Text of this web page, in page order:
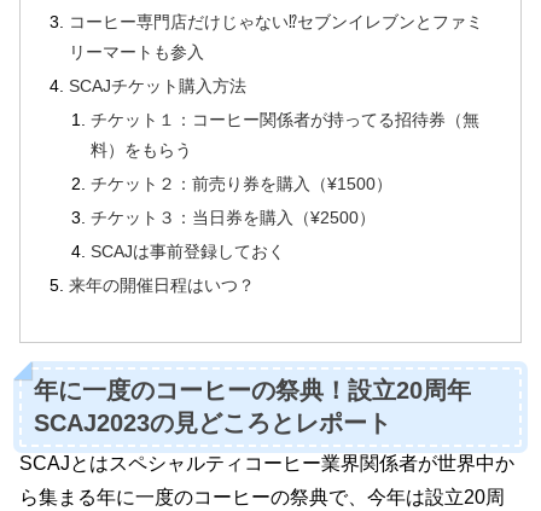
コーヒー専門店だけじゃない⁉️セブンイレブンとファミ
リーマートも参入
SCAJチケット購入方法
チケット１：コーヒー関係者が持ってる招待券（無
料）をもらう
チケット２：前売り券を購入（¥1500）
チケット３：当日券を購入（¥2500）
SCAJは事前登録しておく
来年の開催日程はいつ？
年に一度のコーヒーの祭典！設立20周年
SCAJ2023の見どころとレポート
SCAJとはスペシャルティコーヒー業界関係者が世界中か
ら集まる年に一度のコーヒーの祭典で、今年は設立20周